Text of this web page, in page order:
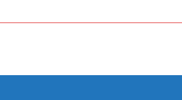
Bu ürüne ilk yorumu siz yapın!